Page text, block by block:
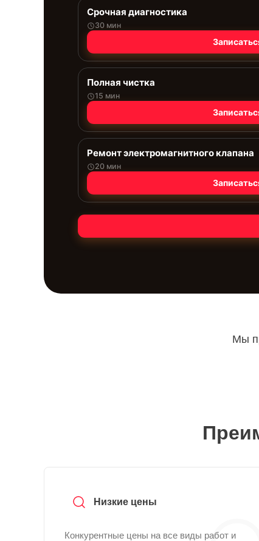
Срочная диагностика
30 мин
Полная чистка
15 мин
Ремонт электромагнитного клапана
20 мин
Мы
Низкие цены
Конкурентные цены на все виды работ и